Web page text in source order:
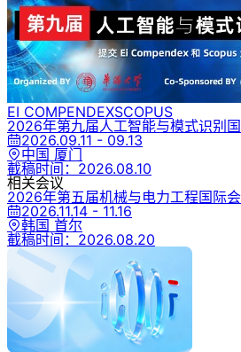
EI COMPENDEXSCOPUS
2026年第九届人工智能与模式识别
2026.09.11 - 09.13
中国 厦门
截稿时间： 2026.08.10
相关会议
2026年第五届机械与电力工程国际
2026.11.14 - 11.16
韩国 首尔
截稿时间： 2026.08.20